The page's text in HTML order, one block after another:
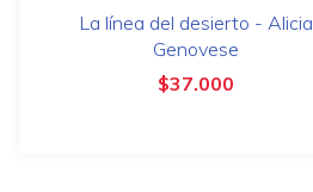
La línea del desierto - Alicia
Genovese
$37.000